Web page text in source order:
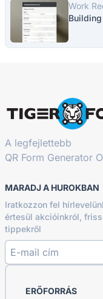
Work
Building
A legfejlettebb
QR Form Generator
MARADJ A HUROKBAN
Iratkozzon fel
értesül akcióinkról,
tippekről
ERŐFORRÁS